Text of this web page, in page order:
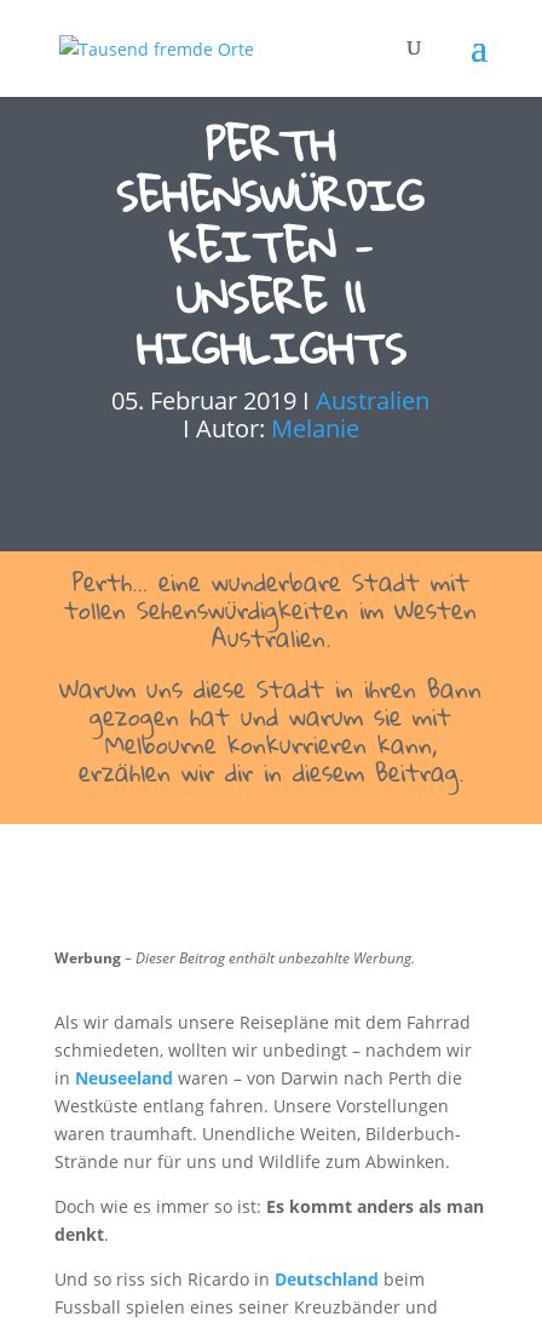
PERTH
SEHENSWÜRDIG
KEITEN -
UNSERE 11
HIGHLIGHTS
05. Februar 2019 IAustralien
I Autor: Melanie
Perth… eine wunderbare Stadt mit
tollen Sehenswürdigkeiten im Westen
Australien.
Warum uns diese Stadt in ihren Bann
gezogen hat und warum sie mit
Melbourne konkurrieren kann,
erzählen wir dir in diesem Beitrag.
Werbung–Dieser Beitrag enthält unbezahlte Werbung.
Als wir damals unsere Reisepläne mit dem Fahrrad
schmiedeten, wollten wir unbedingt – nachdem wir
in Neuseeland waren – von Darwin nach Perth die
Westküste entlang fahren. Unsere Vorstellungen
waren traumhaft. Unendliche Weiten, Bilderbuch-
Strände nur für uns und Wildlife zum Abwinken.
Doch wie es immer so ist: Es kommt anders als man
denkt.
Und so riss sich Ricardo in Deutschland beim
Fussball spielen eines seiner Kreuzbänder und